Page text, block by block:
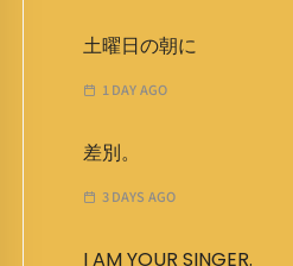
土曜日の朝に
1 DAY AGO
差別。
3 DAYS AGO
I AM YOUR SINGER.